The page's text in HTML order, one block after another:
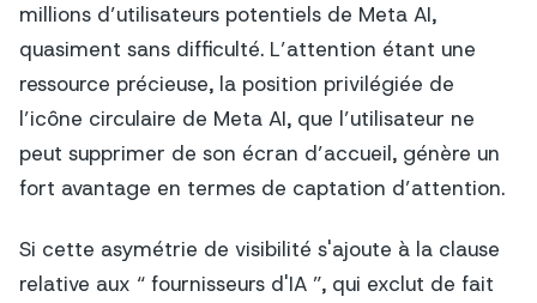
millions d’utilisateurs potentiels de Meta AI,
quasiment sans difficulté. L’attention étant une
ressource précieuse, la position privilégiée de
l’icône circulaire de Meta AI, que l’utilisateur ne
peut supprimer de son écran d’accueil, génère un
fort avantage en termes de captation d’attention.
Si cette asymétrie de visibilité s'ajoute à la clause
relative aux “ fournisseurs d'IA ”, qui exclut de fait